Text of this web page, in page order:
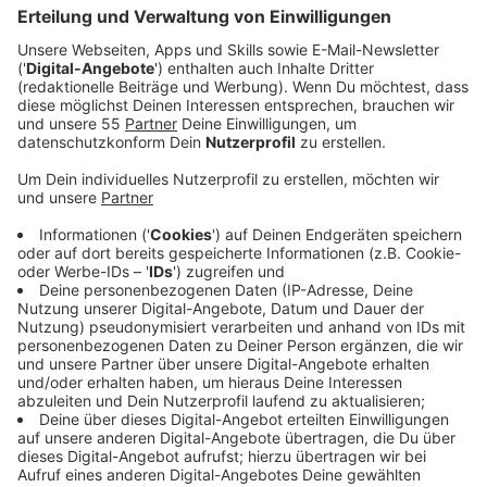
Veröffentlicht:Sonntag, 01.02.2026 08:15
Anzeige
Auszug aus der neuen Folge seines Podcasts
Anzeige